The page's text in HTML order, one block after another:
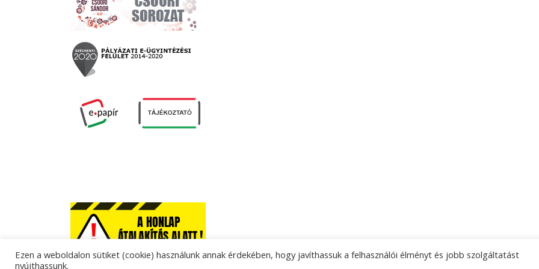
Ezen a weboldalon sütiket (cookie) használunk annak érdekében, hogy javíthassuk a felhasználói élményt és jobb szolgáltatást
nyújthassunk.